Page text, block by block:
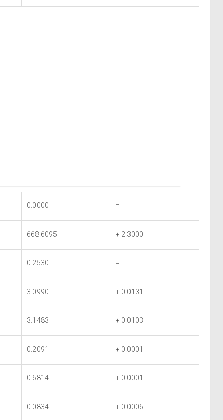
0.0000 =
668.6095 + 2.3000
0.2530 =
3.0990 + 0.0131
3.1483 + 0.0103
0.2091 + 0.0001
0.6814 + 0.0001
0.0834 + 0.0006